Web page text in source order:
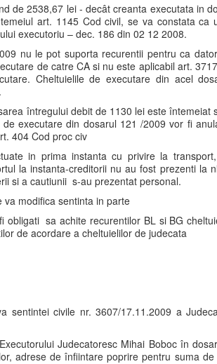
de 2538,67 lei - decât creanta executata in
art. 1145 Cod civil, se va constata ca
executoriu – dec. 186 din 02 12 2008.
nu le pot suporta recurentii pentru ca
de catre CA si nu este aplicabil art.
Cheltuielile de executare din acel
întregului debit de 1130 lei este întemeiat
executare din dosarul 121 /2009 vor fi
404 Cod proc civ
in prima instanta cu privire la
la instanta-creditorii nu au fost prezenti la
si a cautiunii s-au prezentat personal.
modifica sentinta in parte
sa achite recurentilor BL si BG
de acordare a cheltuielilor de judecata
sentintei civile nr. 3607/17.11.2009 a
Judecatoresc Mihai Boboc în
adrese de înfiintare poprire pentru suma de